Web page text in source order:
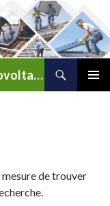
123elec rend ACCESSIBLE le photovoltaïque
mesure de trouver